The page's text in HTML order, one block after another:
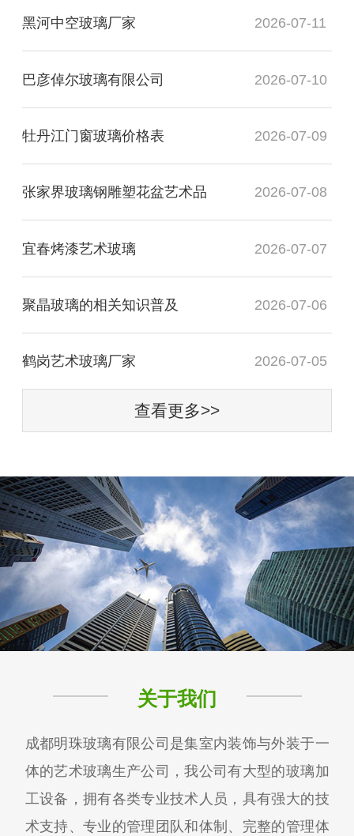
黑河中空玻璃厂家 2026-07-11
巴彦倬尔玻璃有限公司 2026-07-10
牡丹江门窗玻璃价格表 2026-07-09
张家界玻璃钢雕塑花盆艺术品 2026-07-08
宜春烤漆艺术玻璃 2026-07-07
聚晶玻璃的相关知识普及 2026-07-06
鹤岗艺术玻璃厂家 2026-07-05
查看更多>>
关于我们
成都明珠玻璃有限公司是集室内装饰与外装于一
体的艺术玻璃生产公司，我公司有大型的玻璃加
工设备，拥有各类专业技术人员，具有强大的技
术支持、专业的管理团队和体制、完整的管理体